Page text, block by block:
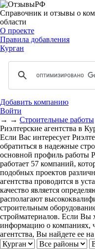
Справочник и отзывы о
области
О проекте
Правила добавления
Курган
Добавить компанию
Войти
→ → Строительные работы
Риэлтерские агентства в
Если Вас интересует
обратиться в надежные
основной профиль работы
работает 57 компаний,
подобных проектов
агентства проводится в
качество является
располагают
строительным
стройматериалов. Если Вы
информацию о компаниях,
агентства, Вы найдете ее